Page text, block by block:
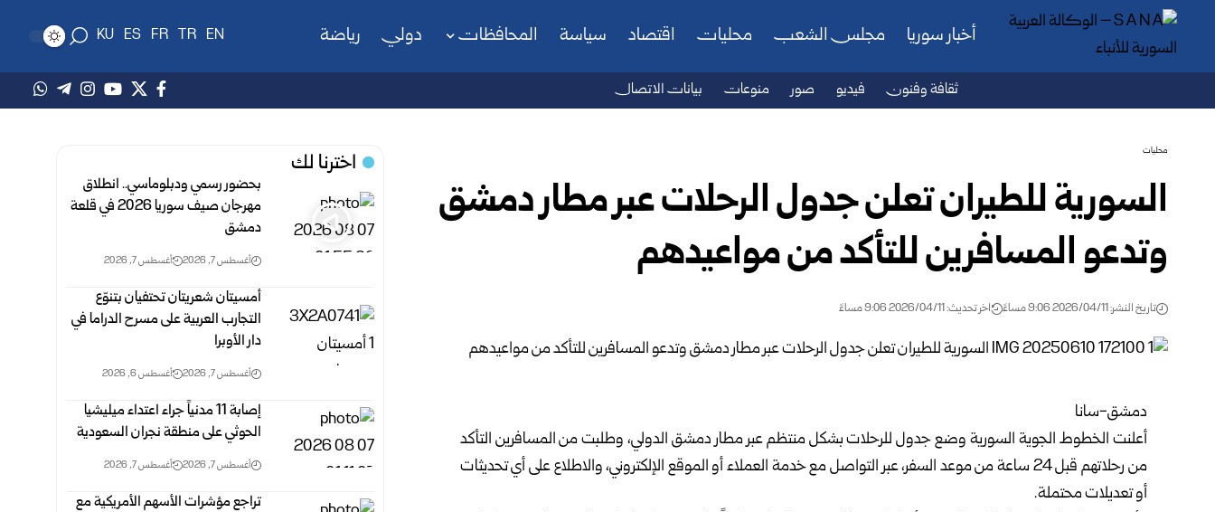
أخبار سوريا مجلس الشعب محليات اقتصاد سياسة المحافظات دولي رياضة EN
TR
FR
ES
KU
ثقافة وفنون فيديو صور منوعات بيانات الاتصال
محليات
السورية للطيران تعلن جدول الرحلات عبر مطار دمشق
وتدعو المسافرين للتأكد من مواعيدهم
تاريخ النشر: 2026/04/11 9:06 مساءً اخر تحديث: 2026/04/11 9:06 مساءً
دمشق-سانا
أعلنت الخطوط الجوية السوريةوضع جدول للرحلات بشكل منتظم عبر مطار دمشق الدولي، وطلبت من المسافرين التأكد
من رحلاتهم قبل 24 ساعة من موعد السفر، عبر التواصل مع خدمة العملاء أو الموقع الإلكتروني، والاطلاع على أي تحديثات
أو تعديلات محتملة.
اخترنا لك
بحضور رسمي ودبلوماسي.. انطلاق
مهرجان صيف سوريا 2026 في قلعة
دمشق
أغسطس 7, 2026 أغسطس 7, 2026
أمسيتان شعريتان تحتفيان بتنوّع
التجارب العربية على مسرح الدراما في
دار الأوبرا
أغسطس 7, 2026 أغسطس 6, 2026
إصابة 11 مدنياً جراء اعتداء ميليشيا
الحوثي على منطقة نجران السعودية
أغسطس 7, 2026 أغسطس 7, 2026
تراجع مؤشرات الأسهم الأمريكية مع